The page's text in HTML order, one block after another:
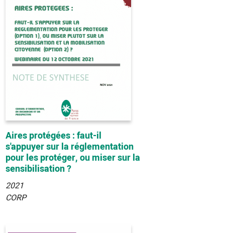
Aires protégées : faut-il
s'appuyer sur la réglementation
pour les protéger, ou miser sur la
sensibilisation ?
2021
CORP